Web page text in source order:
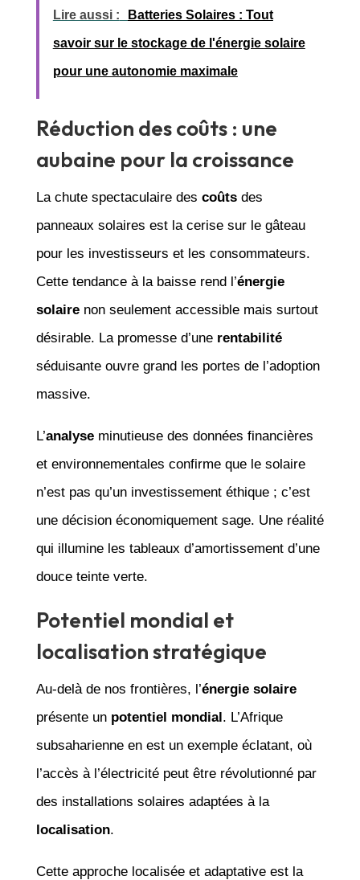
Lire aussi : Batteries Solaires : Tout
savoir sur le stockage de l'énergie solaire
pour une autonomie maximale
Réduction des coûts : une
aubaine pour la croissance
La chute spectaculaire des coûtsdes
panneaux solaires est la cerise sur le gâteau
pour les investisseurs et les consommateurs.
Cette tendance à la baisse rend l’énergie
solairenon seulement accessible mais surtout
désirable. La promesse d’une rentabilité
séduisante ouvre grand les portes de l’adoption
massive.
L’analyseminutieuse des données financières
et environnementales confirme que le solaire
n’est pas qu’un investissement éthique ; c’est
une décision économiquement sage. Une réalité
qui illumine les tableaux d’amortissement d’une
douce teinte verte.
Potentiel mondial et
localisation stratégique
Au-delà de nos frontières, l’énergie solaire
présente un potentiel mondial. L’Afrique
subsaharienne en est un exemple éclatant, où
l’accès à l’électricité peut être révolutionné par
des installations solaires adaptées à la
localisation.
Cette approche localisée et adaptative est la